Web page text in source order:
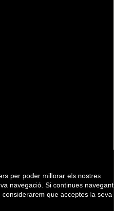
per poder millorar els nostres
navegació. Si continues navegant
que acceptes la seva